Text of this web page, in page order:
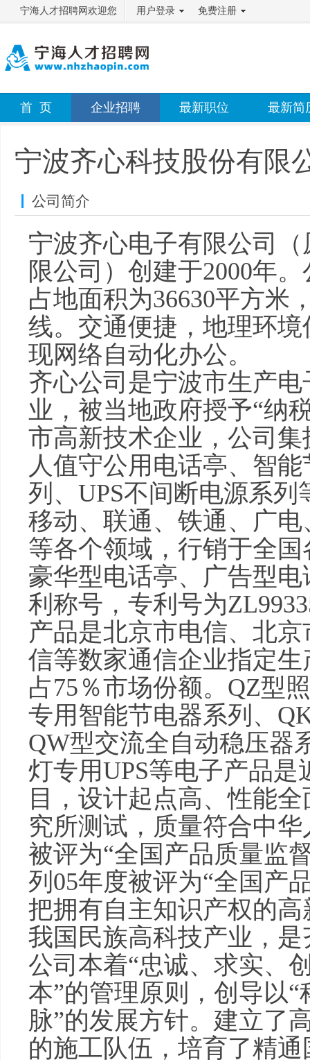
宁海人才招聘网欢迎您 用户登录 免费注册
首 页 企业招聘 最新职位 最新简
宁波齐心科技股份有限
公司简介
宁波齐心电子有限公司
限公司）创建于2000年
占地面积为36630平方米
线。交通便捷，地理环
现网络自动化办公。
齐心公司是宁波市生产
业，被当地政府授予“纳
市高新技术企业，公司
人值守公用电话亭、智
列、UPS不间断电源系
移动、联通、铁通、广
等各个领域，行销于全
豪华型电话亭、广告型
利称号，专利号为
产品是北京市电信、北
信等数家通信企业指定
占75％市场份额。QZ型
专用智能节电器系列、
QW型交流全自动稳压器
灯专用UPS等电子产品
目，设计起点高、性能
究所测试，质量符合中
被评为“全国产品质量监
列05年度被评为“全国产
把拥有自主知识产权的
我国民族高科技产业，
公司本着“忠诚、求实、
本”的管理原则，创导以
脉”的发展方针。建立了
的施工队伍，培育了精